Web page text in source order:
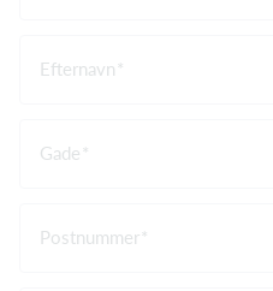
Efternavn
Gade
Postnummer